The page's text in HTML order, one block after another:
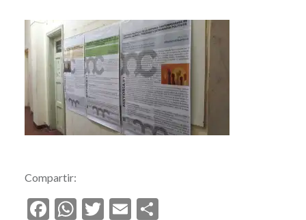
Compartir:
Facebook
WhatsApp
Twitter
EmailCompartir